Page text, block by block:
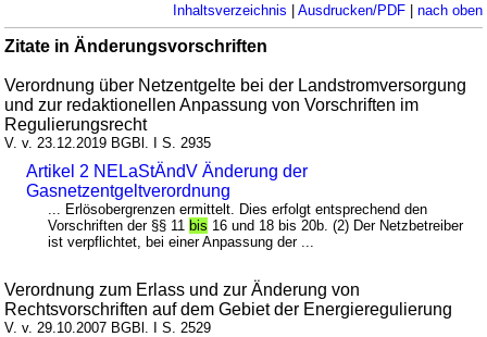
Inhaltsverzeichnis | Ausdrucken/PDF| nach oben
Zitate in Änderungsvorschriften
Verordnung über Netzentgelte bei der Landstromversorgung
und zur redaktionellen Anpassung von Vorschriften im
Regulierungsrecht
V. v. 23.12.2019 BGBl. I S. 2935
Artikel 2 NELaStÄndV Änderung der
Gasnetzentgeltverordnung
... Erlösobergrenzen ermittelt. Dies erfolgt entsprechend den
Vorschriften der §§ 11bis 16 und 18 bis 20b. (2) Der Netzbetreiber
ist verpflichtet, bei einer Anpassung der ...
Verordnung zum Erlass und zur Änderung von
Rechtsvorschriften auf dem Gebiet der Energieregulierung
V. v. 29.10.2007 BGBl. I S. 2529